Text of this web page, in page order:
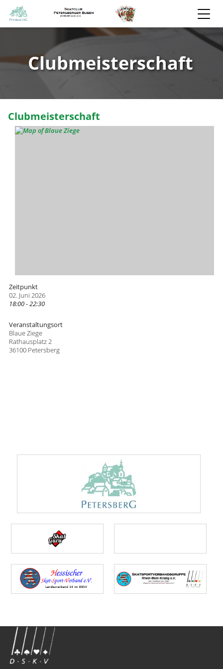
Clubmeisterschaft
Clubmeisterschaft
Zeitpunkt
02. Juni 2026
18:00 - 22:30
Veranstaltungsort
Blaue Ziege
Rathausplatz 2
36100 Petersberg